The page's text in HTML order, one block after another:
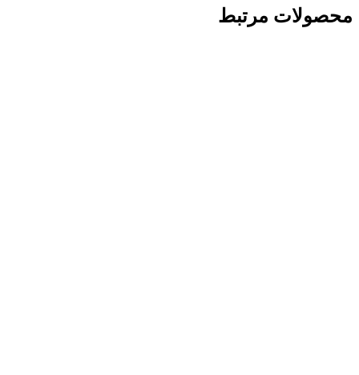
محصولات مرتبط